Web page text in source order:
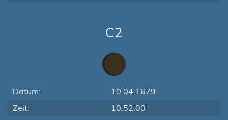
C2
Datum:
10.04.1679
Zeit:
10:52:00